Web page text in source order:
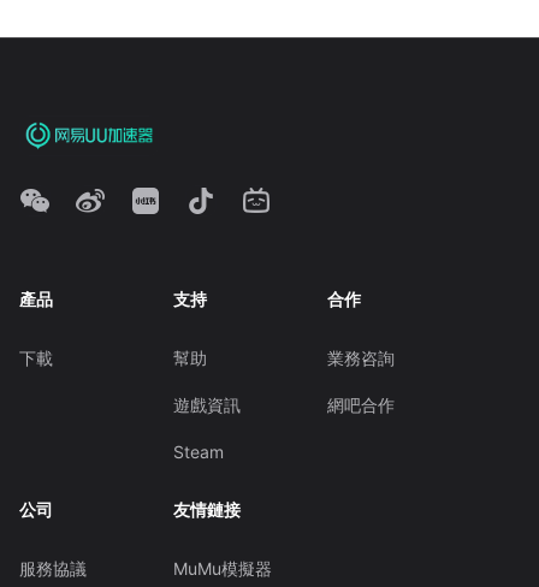
產品
下載
支持
幫助
遊戲資訊
Steam
合作
業務咨詢
網吧合作
公司
服務協議
友情鏈接
MuMu模擬器